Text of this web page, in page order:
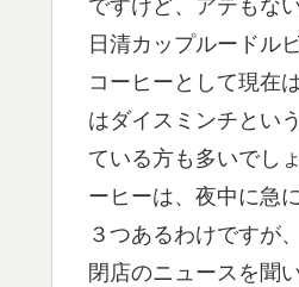
ですけど、アテもな
日清カップルードル
コーヒーとして現在
はダイスミンチとい
ている方も多いでし
ーヒーは、夜中に急
３つあるわけですが
閉店のニュースを聞